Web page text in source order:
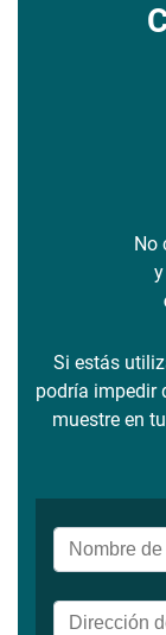
No
y
Si estás
podría impedir
muestre en